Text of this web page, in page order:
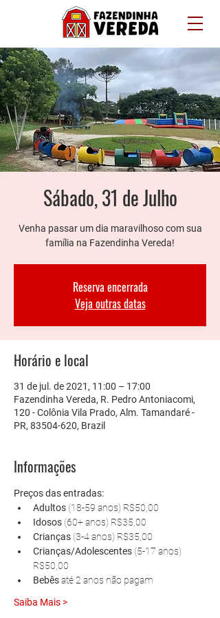
Sábado, 31 de Julho
Venha passar um dia maravilhoso com sua
família na Fazendinha Vereda!
Reserva encerrada
Veja outras datas
Horário e local
31 de jul. de 2021, 11:00 – 17:00
Fazendinha Vereda, R. Pedro Antoniacomi,
120 - Colônia Vila Prado, Alm. Tamandaré -
PR, 83504-620, Brazil
Informações
Preços das entradas:
Adultos (18-59 anos) R$50,00
Idosos (60+ anos) R$35,00
Crianças (3-4 anos) R$35,00
Crianças/Adolescentes (5-17 anos)
R$50,00
Bebês até 2 anos não pagam
Saiba Mais >